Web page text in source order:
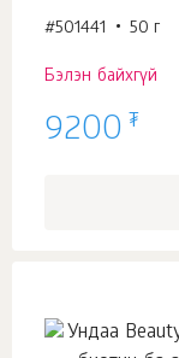
#501441 50 г
Бэлэн байхгүй
9200 ₮